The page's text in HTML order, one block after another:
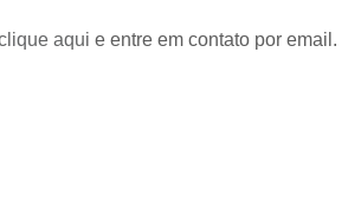
Fábricas
aqui e entre em contato por email.